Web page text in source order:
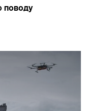
поводу